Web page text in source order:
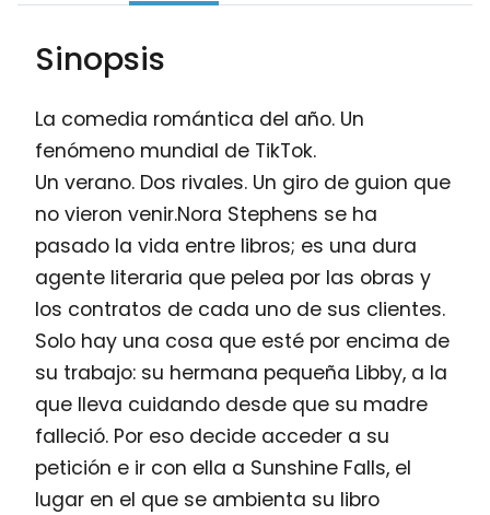
Sinopsis
La comedia romántica del año. Un
fenómeno mundial de TikTok.
Un verano. Dos rivales. Un giro de guion que
no vieron venir.Nora Stephens se ha
pasado la vida entre libros; es una dura
agente literaria que pelea por las obras y
los contratos de cada uno de sus clientes.
Solo hay una cosa que esté por encima de
su trabajo: su hermana pequeña Libby, a la
que lleva cuidando desde que su madre
falleció. Por eso decide acceder a su
petición e ir con ella a Sunshine Falls, el
lugar en el que se ambienta su libro